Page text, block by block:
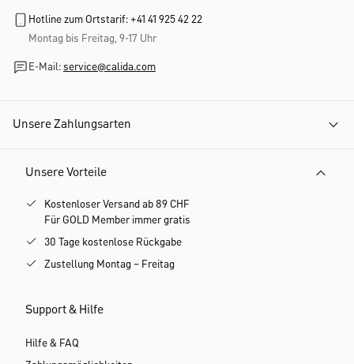
Hotline zum Ortstarif: +41 41 925 42 22
Montag bis Freitag, 9-17 Uhr
E-Mail: service@calida.com
Unsere Zahlungsarten
Unsere Vorteile
Kostenloser Versand ab 89 CHF
Für GOLD Member immer gratis
30 Tage kostenlose Rückgabe
Zustellung Montag – Freitag
Support & Hilfe
Hilfe & FAQ